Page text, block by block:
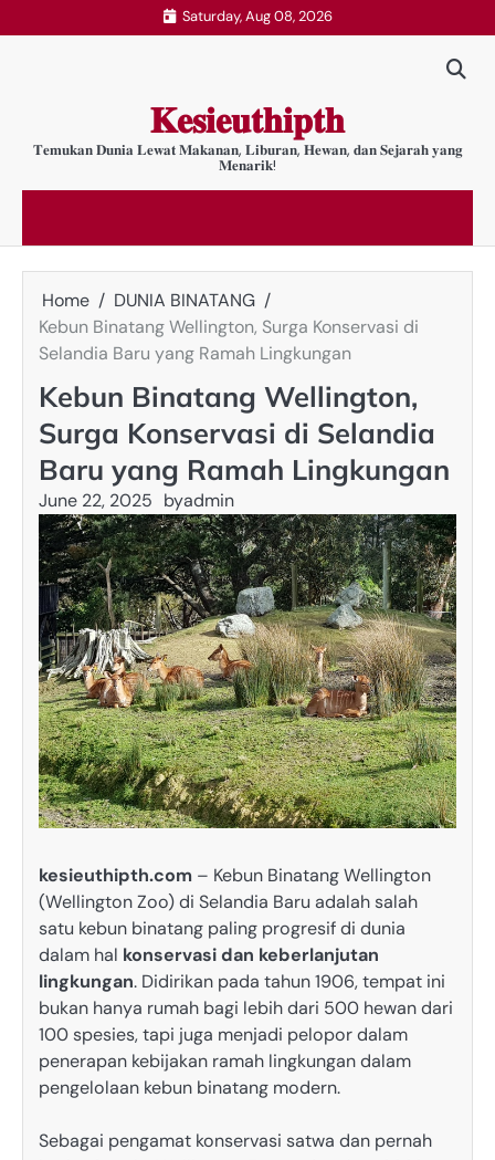
to
Saturday, Aug 08, 2026
𝐊𝐞𝐬𝐢𝐞𝐮𝐭𝐡𝐢𝐩𝐭𝐡
𝐓𝐞𝐦𝐮𝐤𝐚𝐧 𝐃𝐮𝐧𝐢𝐚 𝐋𝐞𝐰𝐚𝐭 𝐌𝐚𝐤𝐚𝐧𝐚𝐧, 𝐋𝐢𝐛𝐮𝐫𝐚𝐧, 𝐇𝐞𝐰𝐚𝐧, 𝐝𝐚𝐧 𝐒𝐞𝐣𝐚𝐫𝐚𝐡 𝐲𝐚𝐧𝐠
𝐌𝐞𝐧𝐚𝐫𝐢𝐤!
Home
DUNIA BINATANG
Kebun Binatang Wellington, Surga Konservasi di
Selandia Baru yang Ramah Lingkungan
Kebun Binatang Wellington,
Surga Konservasi di Selandia
Baru yang Ramah Lingkungan
June 22, 2025 byadmin
kesieuthipth.com – Kebun Binatang Wellington
(Wellington Zoo) di Selandia Baru adalah salah
satu kebun binatang paling progresif di dunia
dalam hal konservasi dan keberlanjutan
lingkungan. Didirikan pada tahun 1906, tempat ini
bukan hanya rumah bagi lebih dari 500 hewan dari
100 spesies, tapi juga menjadi pelopor dalam
penerapan kebijakan ramah lingkungan dalam
pengelolaan kebun binatang modern.
Sebagai pengamat konservasi satwa dan pernah